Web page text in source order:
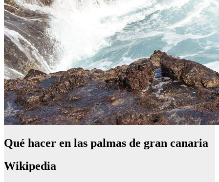
Qué hacer en las palmas de gran canaria
Wikipedia